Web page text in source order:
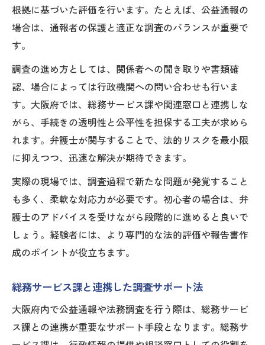
根拠に基づいた評価を行います。たとえば、公益通報の
場合は、通報者の保護と適正な調査のバランスが重要で
す。
調査の進め方としては、関係者への聞き取りや書類確
認、場合によっては行政機関への問い合わせも行いま
す。大阪府では、総務サービス課や関連窓口と連携しな
がら、手続きの透明性と公平性を担保する工夫が求めら
れます。弁護士が関与することで、法的リスクを最小限
に抑えつつ、迅速な解決が期待できます。
実際の現場では、調査過程で新たな問題が発覚すること
も多く、柔軟な対応力が必要です。初心者の場合は、弁
護士のアドバイスを受けながら段階的に進めると良いで
しょう。経験者には、より専門的な法的評価や報告書作
成のポイントが役立ちます。
総務サービス課と連携した調査サポート法
大阪府内で公益通報や法務調査を行う際は、総務サービ
ス課との連携が重要なサポート手段となります。総務サ